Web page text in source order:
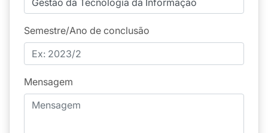
Semestre/Ano de conclusão
Mensagem